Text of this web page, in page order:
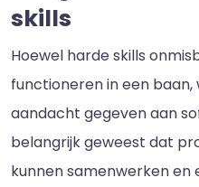
skills
Hoewel harde skills
functioneren in een
aandacht gegeven aan
belangrijk geweest dat
kunnen samenwerken en